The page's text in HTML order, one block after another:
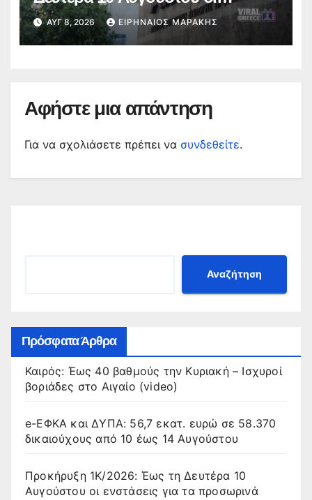
ενστάσεις για τα προσωρινά
αποτελέσματα
ΑΥΓ 8, 2026 ΕΙΡΗΝΑΊΟΣ ΜΑΡΆΚΗΣ
Αφήστε μια απάντηση
Για να σχολιάσετε πρέπει να συνδεθείτε.
Αναζήτηση
Πρόσφατα Άρθρα
Καιρός: Έως 40 βαθμούς την Κυριακή – Ισχυροί
βοριάδες στο Αιγαίο (video)
e-ΕΦΚΑ και ΔΥΠΑ: 56,7 εκατ. ευρώ σε 58.370
δικαιούχους από 10 έως 14 Αυγούστου
Προκήρυξη 1Κ/2026: Έως τη Δευτέρα 10
Αυγούστου οι ενστάσεις για τα προσωρινά